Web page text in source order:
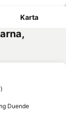
Karta
Favoriter
Duende